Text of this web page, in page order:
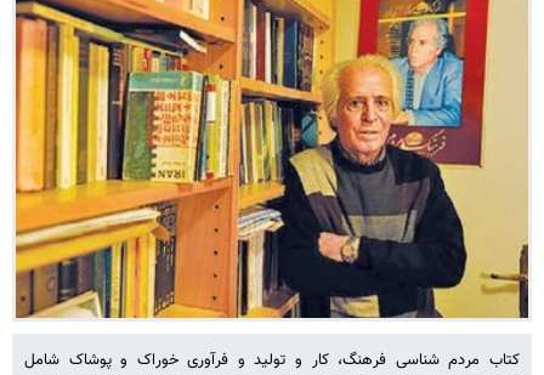
کتاب مردم شناسی فرهنگ، کار و تولید و فرآوری خوراک و پوشاک شامل